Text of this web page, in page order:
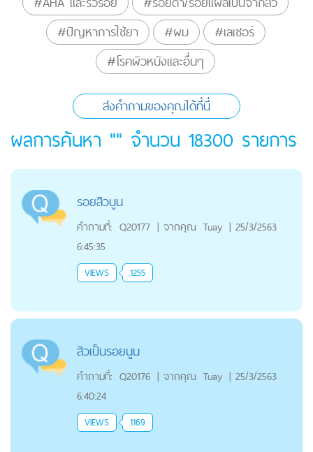
#ปัญหาการใช้ยา
#ผม
#เลเซอร์
#โรคผิวหนังและอื่นๆ
ส่งคำถามของคุณได้ที่นี่
ผลการค้นหา "" จำนวน 18300 รายการ
รอยสิวนูน
คำถามที่: Q20177 | จากคุณ Tuay | 25/3/2563
6:45:35
VIEWS 1255
สิวเป็นรอยนูน
คำถามที่: Q20176 | จากคุณ Tuay | 25/3/2563
6:40:24
VIEWS 1169